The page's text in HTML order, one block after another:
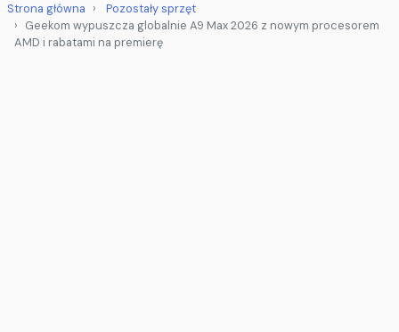
Strona główna
Pozostały sprzęt
Geekom wypuszcza globalnie A9 Max 2026 z nowym procesorem
AMD i rabatami na premierę